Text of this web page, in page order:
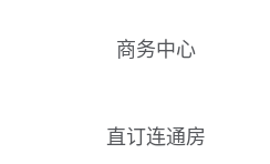
商务中心
直订连通房